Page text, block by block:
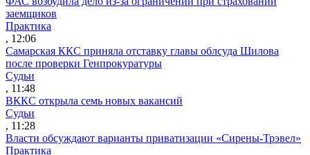
заемщиков
Практика
, 12:06
Самарская ККС приняла отставку главы облсуда Шилова
после проверки Генпрокуратуры
Судьи
, 11:48
ВККС открыла семь новых вакансий
Судьи
, 11:28
Власти обсуждают варианты приватизации «Сирены-Трэвел»
Практика